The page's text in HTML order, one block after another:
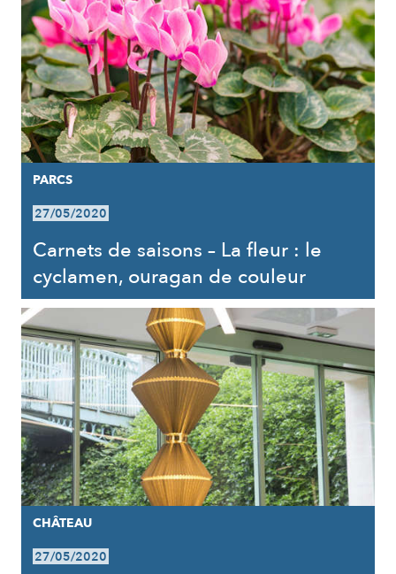
PARCS
27/05/2020
Carnets de saisons – La fleur : le
cyclamen, ouragan de couleur
CHÂTEAU
27/05/2020